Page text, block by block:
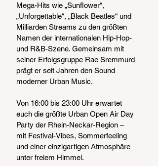
Mega-Hits wie „Sunflower“,
„Unforgettable“, „Black Beatles“ und
Milliarden Streams zu den größten
Namen der internationalen Hip-Hop-
und R&B-Szene. Gemeinsam mit
seiner Erfolgsgruppe Rae Sremmurd
prägt er seit Jahren den Sound
moderner Urban Music.
Von 16:00 bis 23:00 Uhr erwartet
euch die größte Urban Open Air Day
Party der Rhein-Neckar-Region –
mit Festival-Vibes, Sommerfeeling
und einer einzigartigen Atmosphäre
unter freiem Himmel.